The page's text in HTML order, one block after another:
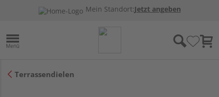
Mein Standort:Jetzt angeben
Terrassendielen